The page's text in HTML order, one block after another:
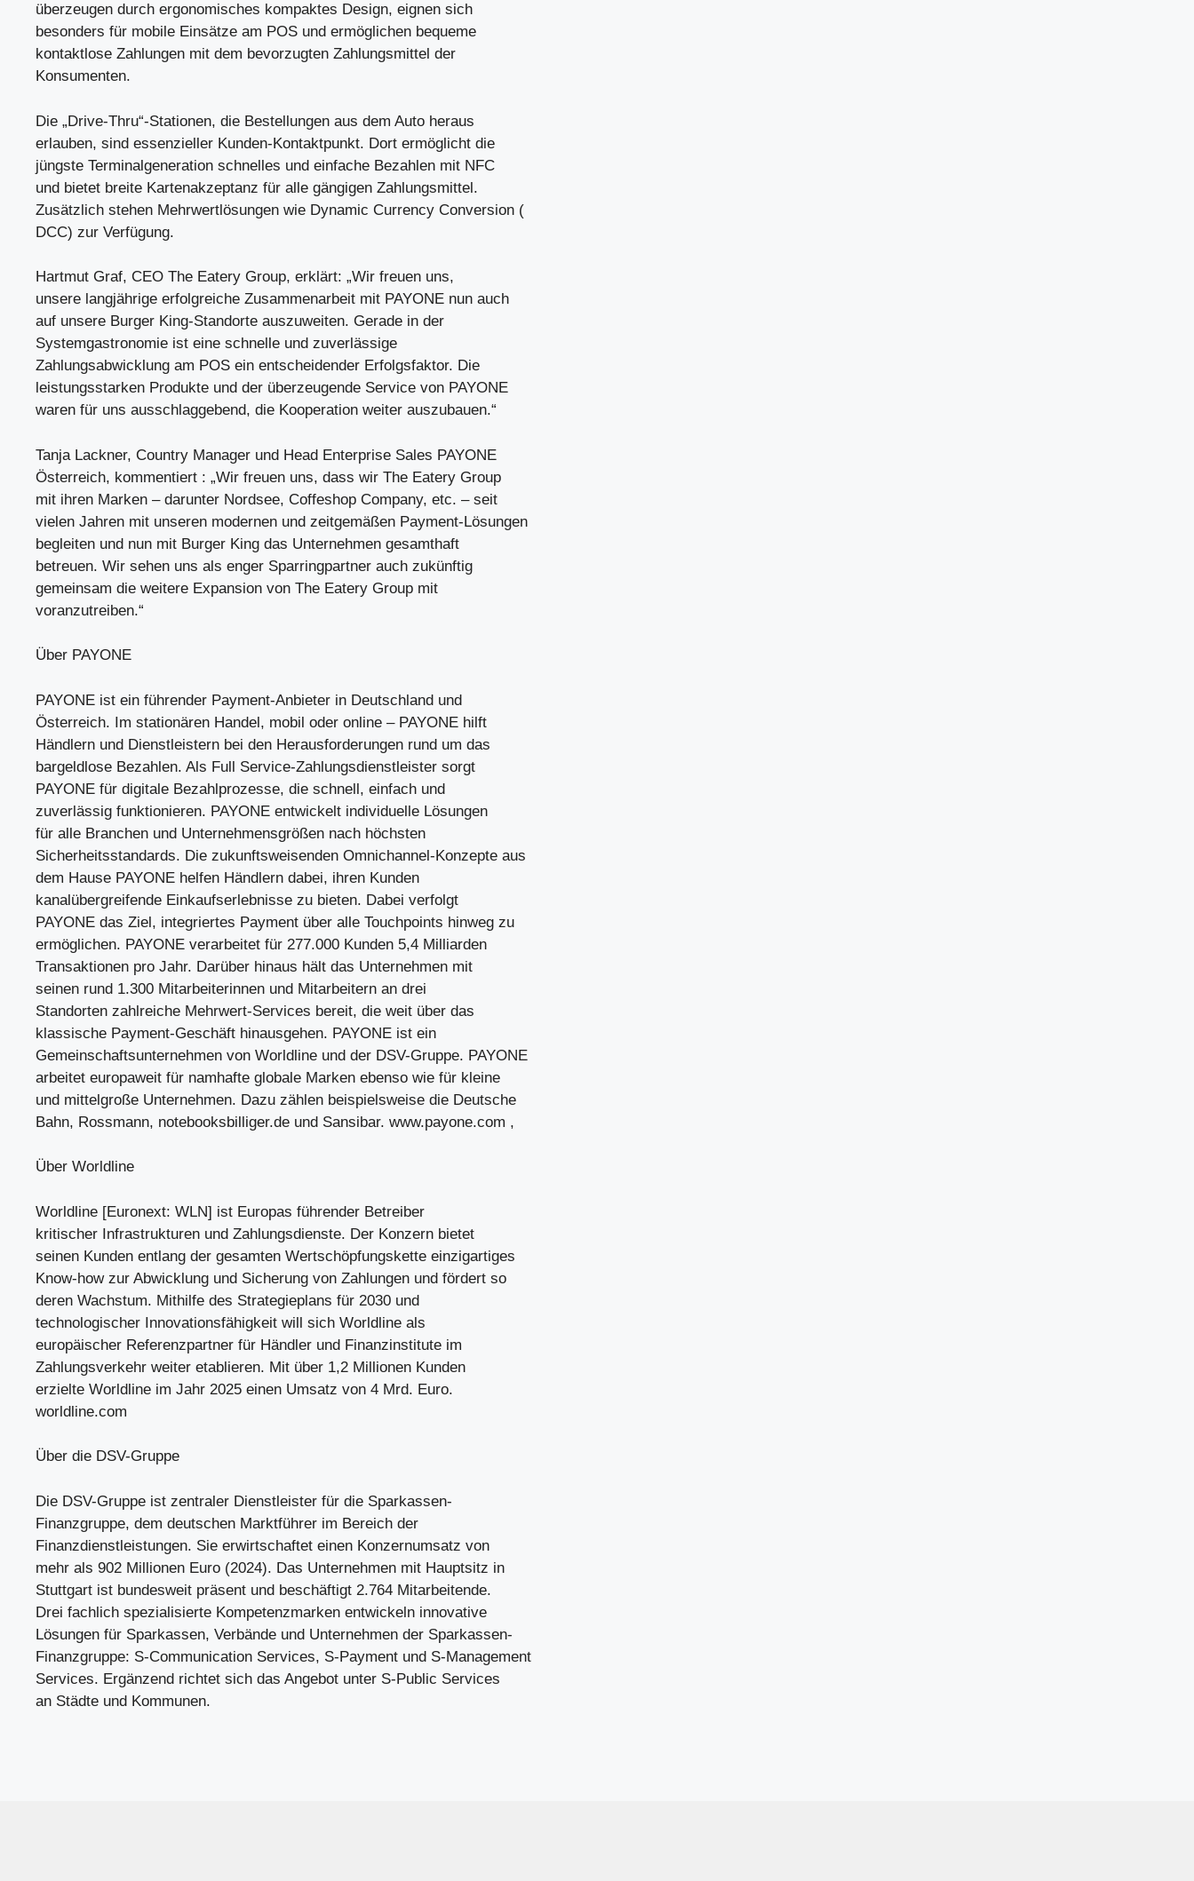
überzeugen durch ergonomisches kompaktes Design, eignen sich
besonders für mobile Einsätze am POS und ermöglichen bequeme
kontaktlose Zahlungen mit dem bevorzugten Zahlungsmittel der
Konsumenten.
Die „Drive-Thru“-Stationen, die Bestellungen aus dem Auto heraus
erlauben, sind essenzieller Kunden-Kontaktpunkt. Dort ermöglicht die
jüngste Terminalgeneration schnelles und einfache Bezahlen mit NFC
und bietet breite Kartenakzeptanz für alle gängigen Zahlungsmittel.
Zusätzlich stehen Mehrwertlösungen wie Dynamic Currency Conversion (
DCC) zur Verfügung.
Hartmut Graf, CEO The Eatery Group, erklärt: „Wir freuen uns,
unsere langjährige erfolgreiche Zusammenarbeit mit PAYONE nun auch
auf unsere Burger King-Standorte auszuweiten. Gerade in der
Systemgastronomie ist eine schnelle und zuverlässige
Zahlungsabwicklung am POS ein entscheidender Erfolgsfaktor. Die
leistungsstarken Produkte und der überzeugende Service von PAYONE
waren für uns ausschlaggebend, die Kooperation weiter auszubauen.“
Tanja Lackner, Country Manager und Head Enterprise Sales PAYONE
Österreich, kommentiert : „Wir freuen uns, dass wir The Eatery Group
mit ihren Marken – darunter Nordsee, Coffeshop Company, etc. – seit
vielen Jahren mit unseren modernen und zeitgemäßen Payment-Lösungen
begleiten und nun mit Burger King das Unternehmen gesamthaft
betreuen. Wir sehen uns als enger Sparringpartner auch zukünftig
gemeinsam die weitere Expansion von The Eatery Group mit
voranzutreiben.“
Über PAYONE
PAYONE ist ein führender Payment-Anbieter in Deutschland und
Österreich. Im stationären Handel, mobil oder online – PAYONE hilft
Händlern und Dienstleistern bei den Herausforderungen rund um das
bargeldlose Bezahlen. Als Full Service-Zahlungsdienstleister sorgt
PAYONE für digitale Bezahlprozesse, die schnell, einfach und
zuverlässig funktionieren. PAYONE entwickelt individuelle Lösungen
für alle Branchen und Unternehmensgrößen nach höchsten
Sicherheitsstandards. Die zukunftsweisenden Omnichannel-Konzepte aus
dem Hause PAYONE helfen Händlern dabei, ihren Kunden
kanalübergreifende Einkaufserlebnisse zu bieten. Dabei verfolgt
PAYONE das Ziel, integriertes Payment über alle Touchpoints hinweg zu
ermöglichen. PAYONE verarbeitet für 277.000 Kunden 5,4 Milliarden
Transaktionen pro Jahr. Darüber hinaus hält das Unternehmen mit
seinen rund 1.300 Mitarbeiterinnen und Mitarbeitern an drei
Standorten zahlreiche Mehrwert-Services bereit, die weit über das
klassische Payment-Geschäft hinausgehen. PAYONE ist ein
Gemeinschaftsunternehmen von Worldline und der DSV-Gruppe. PAYONE
arbeitet europaweit für namhafte globale Marken ebenso wie für kleine
und mittelgroße Unternehmen. Dazu zählen beispielsweise die Deutsche
Bahn, Rossmann, notebooksbilliger.de und Sansibar. www.payone.com ,
Über Worldline
Worldline [Euronext: WLN] ist Europas führender Betreiber
kritischer Infrastrukturen und Zahlungsdienste. Der Konzern bietet
seinen Kunden entlang der gesamten Wertschöpfungskette einzigartiges
Know-how zur Abwicklung und Sicherung von Zahlungen und fördert so
deren Wachstum. Mithilfe des Strategieplans für 2030 und
technologischer Innovationsfähigkeit will sich Worldline als
europäischer Referenzpartner für Händler und Finanzinstitute im
Zahlungsverkehr weiter etablieren. Mit über 1,2 Millionen Kunden
erzielte Worldline im Jahr 2025 einen Umsatz von 4 Mrd. Euro.
worldline.com
Über die DSV-Gruppe
Die DSV-Gruppe ist zentraler Dienstleister für die Sparkassen-
Finanzgruppe, dem deutschen Marktführer im Bereich der
Finanzdienstleistungen. Sie erwirtschaftet einen Konzernumsatz von
mehr als 902 Millionen Euro (2024). Das Unternehmen mit Hauptsitz in
Stuttgart ist bundesweit präsent und beschäftigt 2.764 Mitarbeitende.
Drei fachlich spezialisierte Kompetenzmarken entwickeln innovative
Lösungen für Sparkassen, Verbände und Unternehmen der Sparkassen-
Finanzgruppe: S-Communication Services, S-Payment und S-Management
Services. Ergänzend richtet sich das Angebot unter S-Public Services
an Städte und Kommunen.